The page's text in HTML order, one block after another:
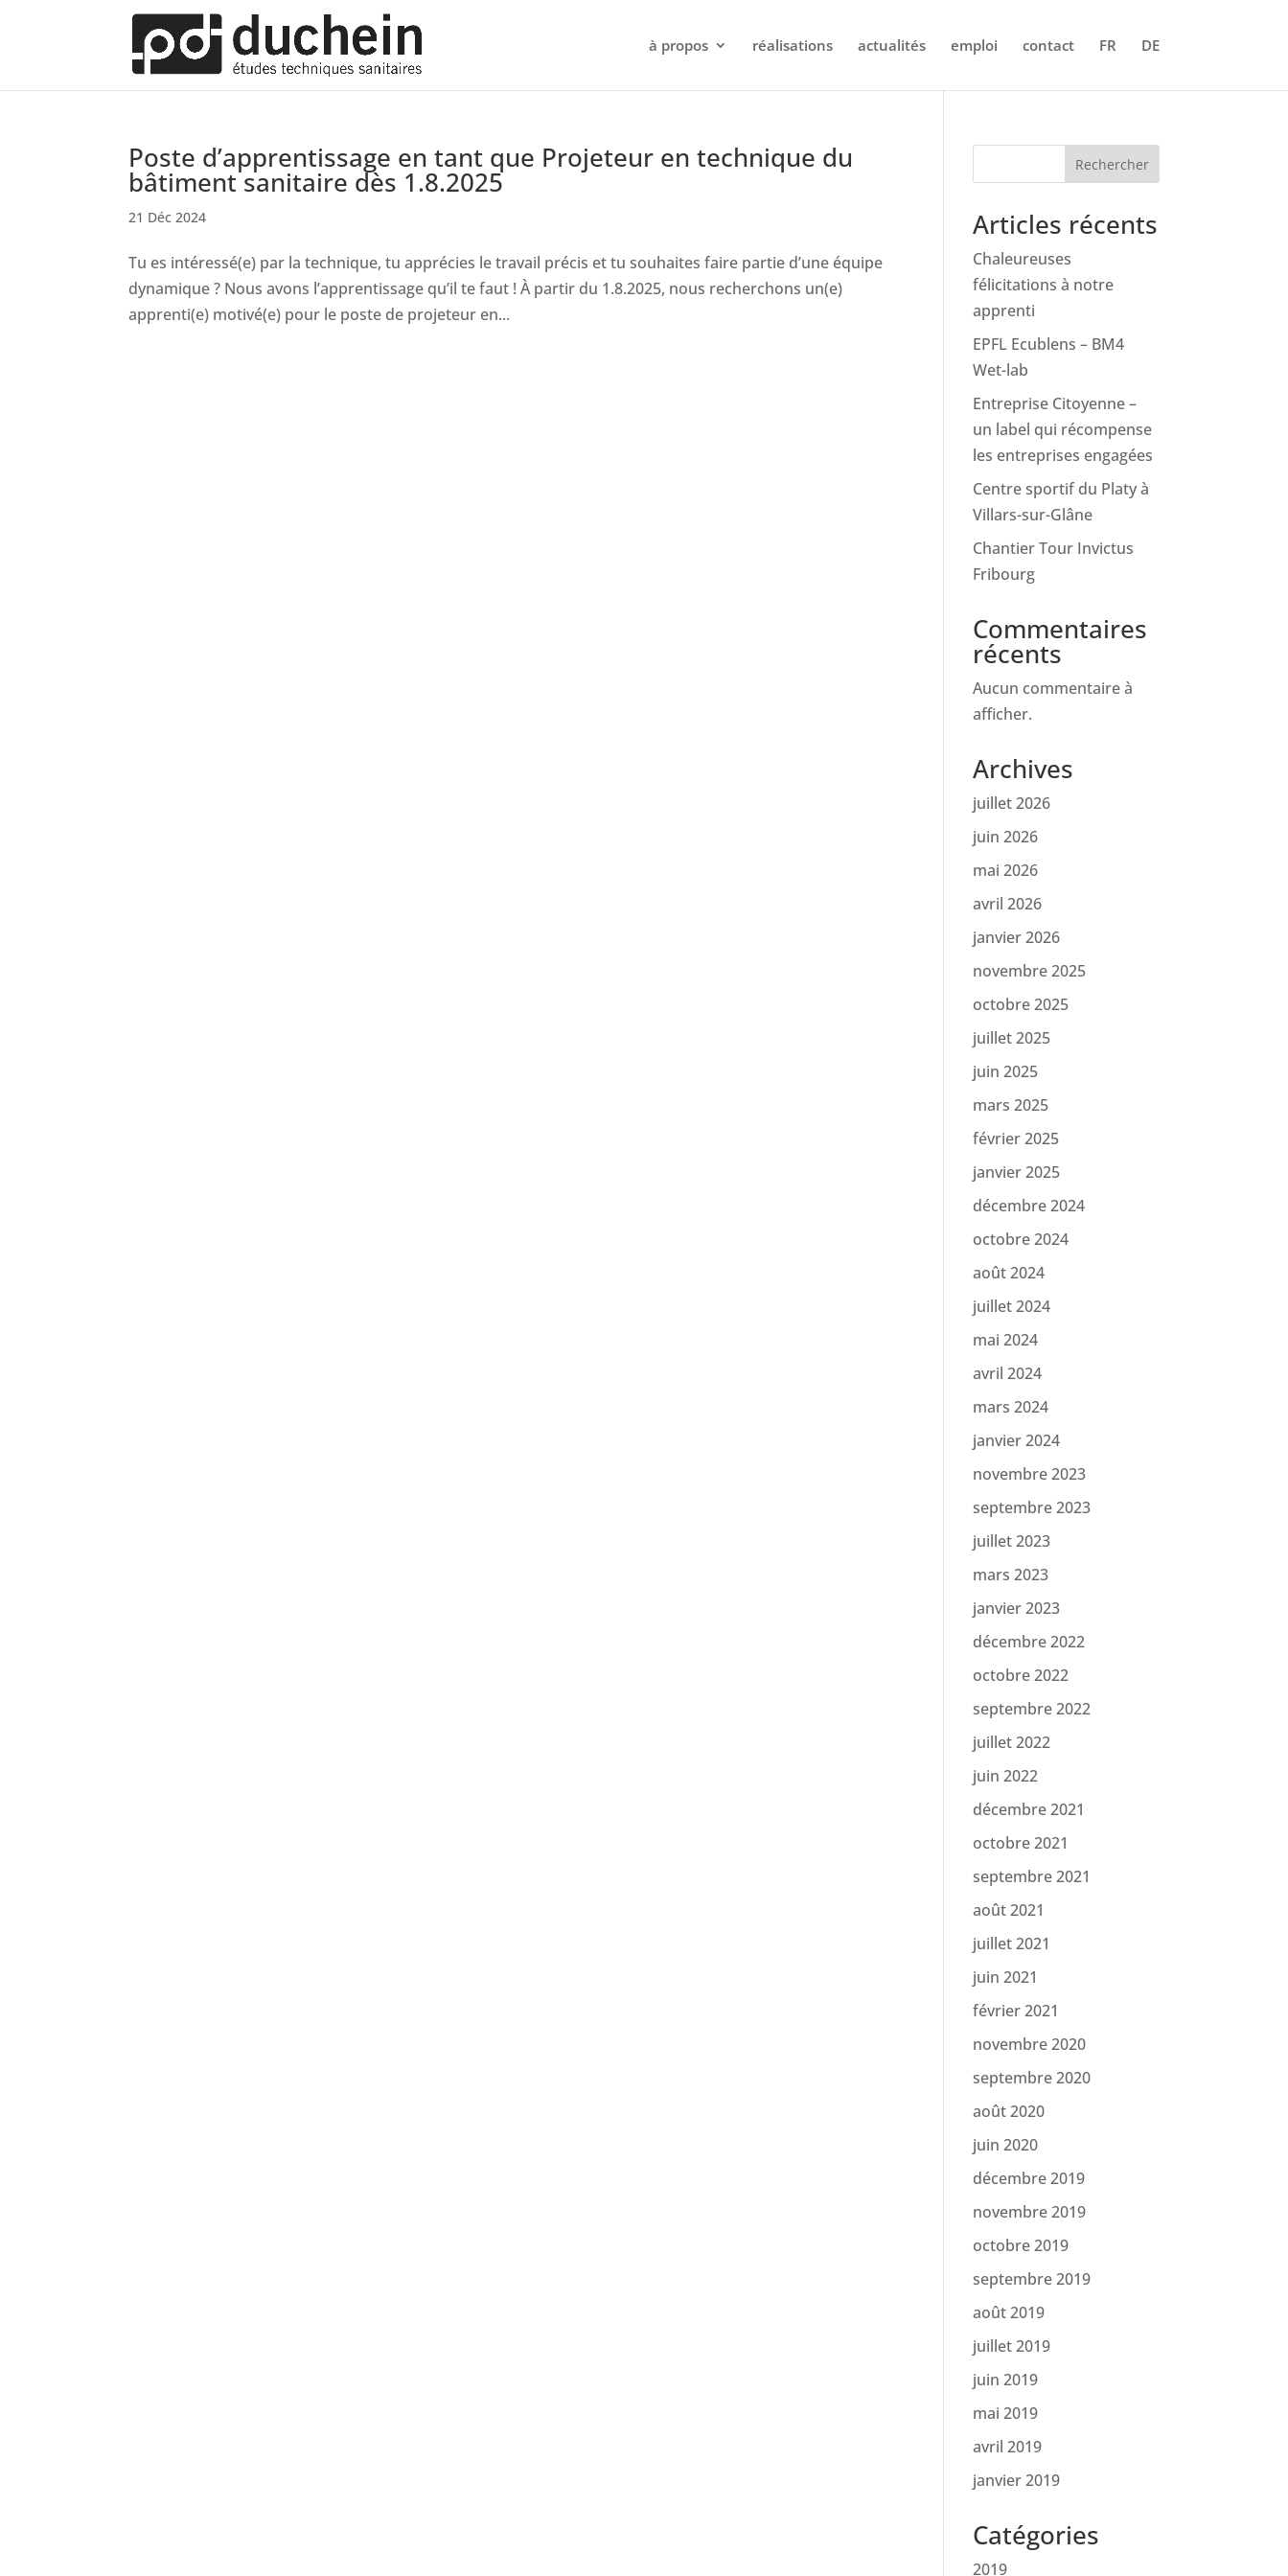
à propos réalisations actualités emploi contact FR DE
Poste d’apprentissage en tant que Projeteur en technique du
bâtiment sanitaire dès 1.8.2025
21 Déc 2024
Tu es intéressé(e) par la technique, tu apprécies le travail précis et tu souhaites faire partie d’une équipe
dynamique ? Nous avons l’apprentissage qu’il te faut ! À partir du 1.8.2025, nous recherchons un(e)
apprenti(e) motivé(e) pour le poste de projeteur en...
Rechercher
Articles récents
Chaleureuses
félicitations à notre
apprenti
EPFL Ecublens – BM4
Wet-lab
Entreprise Citoyenne –
un label qui récompense
les entreprises engagées
Centre sportif du Platy à
Villars-sur-Glâne
Chantier Tour Invictus
Fribourg
Commentaires
récents
Aucun commentaire à
afficher.
Archives
juillet 2026
juin 2026
mai 2026
avril 2026
janvier 2026
novembre 2025
octobre 2025
juillet 2025
juin 2025
mars 2025
février 2025
janvier 2025
décembre 2024
octobre 2024
août 2024
juillet 2024
mai 2024
avril 2024
mars 2024
janvier 2024
novembre 2023
septembre 2023
juillet 2023
mars 2023
janvier 2023
décembre 2022
octobre 2022
septembre 2022
juillet 2022
juin 2022
décembre 2021
octobre 2021
septembre 2021
août 2021
juillet 2021
juin 2021
février 2021
novembre 2020
septembre 2020
août 2020
juin 2020
décembre 2019
novembre 2019
octobre 2019
septembre 2019
août 2019
juillet 2019
juin 2019
mai 2019
avril 2019
janvier 2019
Catégories
2019